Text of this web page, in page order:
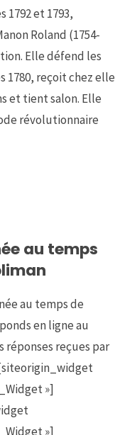
1792 et 1793,
Roland (1754-
Elle défend les
1780, reçoit chez elle
et tient salon. Elle
révolutionnaire
au temps
au temps de
en ligne au
réponses reçues par
»]
»]